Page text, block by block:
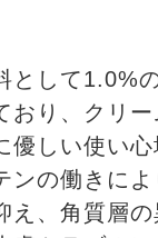
として1.0%
おり、クリ
優しい使い
ンの働きに
え、角質層